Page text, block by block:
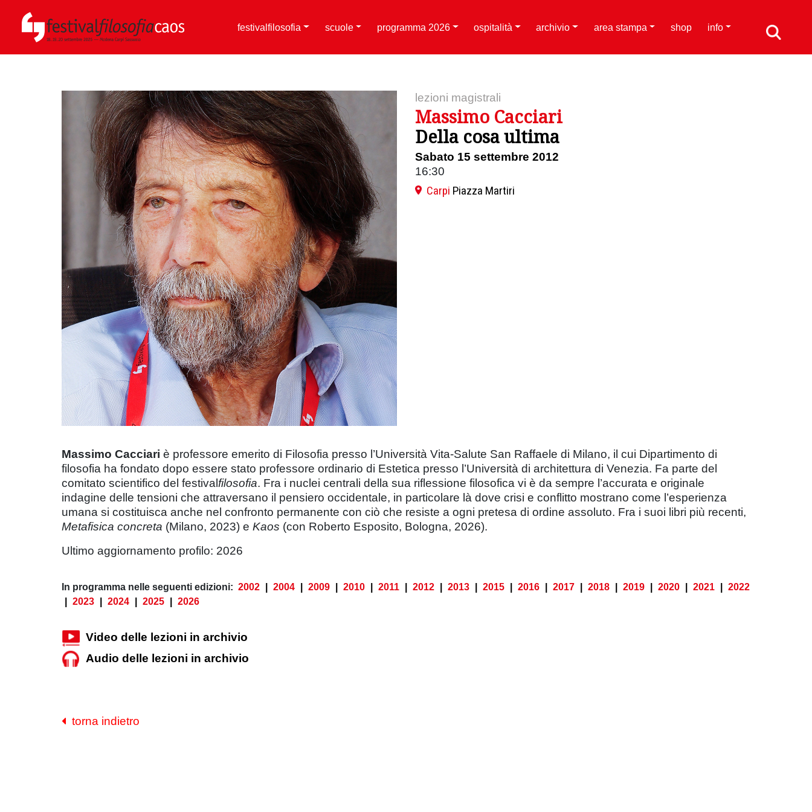
festivalfilosofia scuole programma 2026 ospitalità archivio area stampa shop info
lezioni magistrali
Massimo Cacciari
Della cosa ultima
Sabato 15 settembre 2012
16:30
Carpi Piazza Martiri
Massimo Cacciari è professore emerito di Filosofia presso l’Università Vita-Salute San Raffaele di Milano, il cui Dipartimento di
filosofia ha fondato dopo essere stato professore ordinario di Estetica presso l’Università di architettura di Venezia. Fa parte del
comitato scientifico del festival filosofia. Fra i nuclei centrali della sua riflessione filosofica vi è da sempre l’accurata e originale
indagine delle tensioni che attraversano il pensiero occidentale, in particolare là dove crisi e conflitto mostrano come l’esperienza
umana si costituisca anche nel confronto permanente con ciò che resiste a ogni pretesa di ordine assoluto. Fra i suoi libri più recenti,
Metafisica concreta (Milano, 2023) e Kaos (con Roberto Esposito, Bologna, 2026).
Ultimo aggiornamento profilo: 2026
In programma nelle seguenti edizioni: 2002 2004 2009 2010 2011 2012 2013 2015 2016 2017 2018 2019 2020 2021
2022
2023 2024 2025 2026
Video delle lezioni in archivio
Audio delle lezioni in archivio
torna indietro